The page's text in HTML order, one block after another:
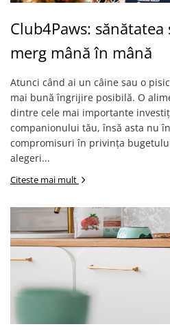
Club4Paws:
merg mână în mână
Atunci când ai un câine sau o
mai bună îngrijire posibilă. O
dintre cele mai importante
companionului tău, însă asta nu
compromisuri în privința
alegeri...
Citeste mai mult